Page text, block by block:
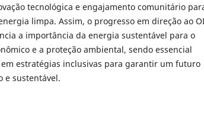
tecnológica e engajamento comunitário
limpa. Assim, o progresso em direção ao
a importância da energia sustentável para o
e a proteção ambiental, sendo essencial
estratégias inclusivas para garantir um futuro
e sustentável.